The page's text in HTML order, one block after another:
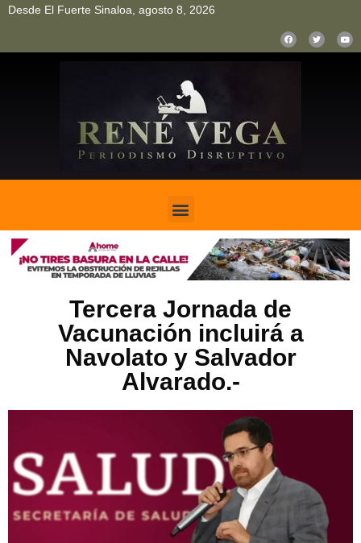
Desde El Fuerte Sinaloa, agosto 8, 2026
Tercera Jornada de
Vacunación incluirá a
Navolato y Salvador
Alvarado.-